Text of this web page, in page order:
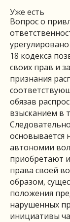
Уже есть
Вопрос о
18 кодекса
своих прав и
признания
обязав
взысканием в
основывается
автономии
приобретают
права своей
образом,
положения
нарушенных
инициативы